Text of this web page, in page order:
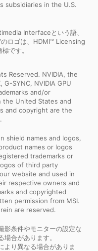
subsidiaries in the U.S.
Interfaceという語、
ロゴは、HDMI™ Licensing
です。
Reserved. NVIDIA, the
G-SYNC, NVIDIA GPU
and/or
the United States and
and copyright are the
shield names and logos,
names or logos
trademarks or
of third party
website and used in
respective owners and
and copyrighted
permission from MSI.
are reserved.
影条件やモニターの設定な
合があります。
より異なる場合がありま